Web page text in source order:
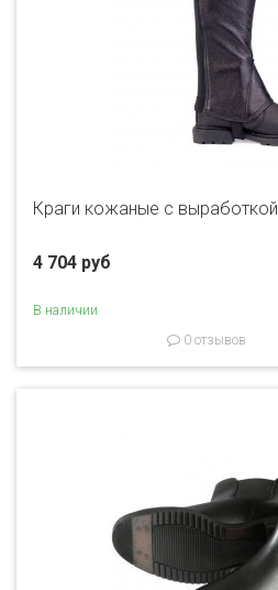
Краги кожаные с выработкой
4 704 руб
В наличии
0 отзывов